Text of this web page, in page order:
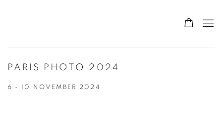
PARIS PHOTO 2024
6 - 10 NOVEMBER 2024